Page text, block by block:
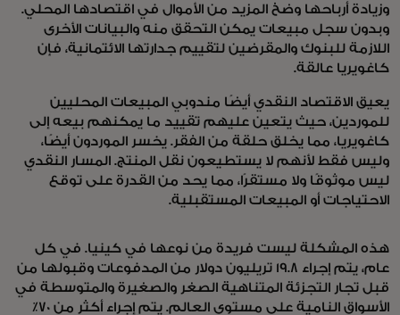
وزيادة أرباحها وضخ المزيد من الأموال في اقتصادها المحلي.
وبدون سجل مبيعات يمكن التحقق منه والبيانات الأخرى
اللازمة للبنوك والمقرضين لتقييم جدارتها الائتمانية، فإن
كاغويريا عالقة.
يعيق الاقتصاد النقدي أيضًا مندوبي المبيعات المحليين
للموردين، حيث يتعين عليهم تقييد ما يمكنهم بيعه إلى
كاغويريا، مما يخلق حلقة من الفقر. يخسر الموردون أيضًا،
وليس فقط لأنهم لا يستطيعون نقل المنتج. المسار النقدي
ليس موثوقًا ولا مستقرًا، مما يحد من القدرة على توقع
الاحتياجات أو المبيعات المستقبلية.
هذه المشكلة ليست فريدة من نوعها في كينيا. في كل
عام، يتم إجراء 19.8 تريليون دولار من المدفوعات وقبولها من
قبل تجار التجزئة المتناهية الصغر والصغيرة والمتوسطة في
الأسواق النامية على مستوى العالم. يتم إجراء أكثر من 70٪